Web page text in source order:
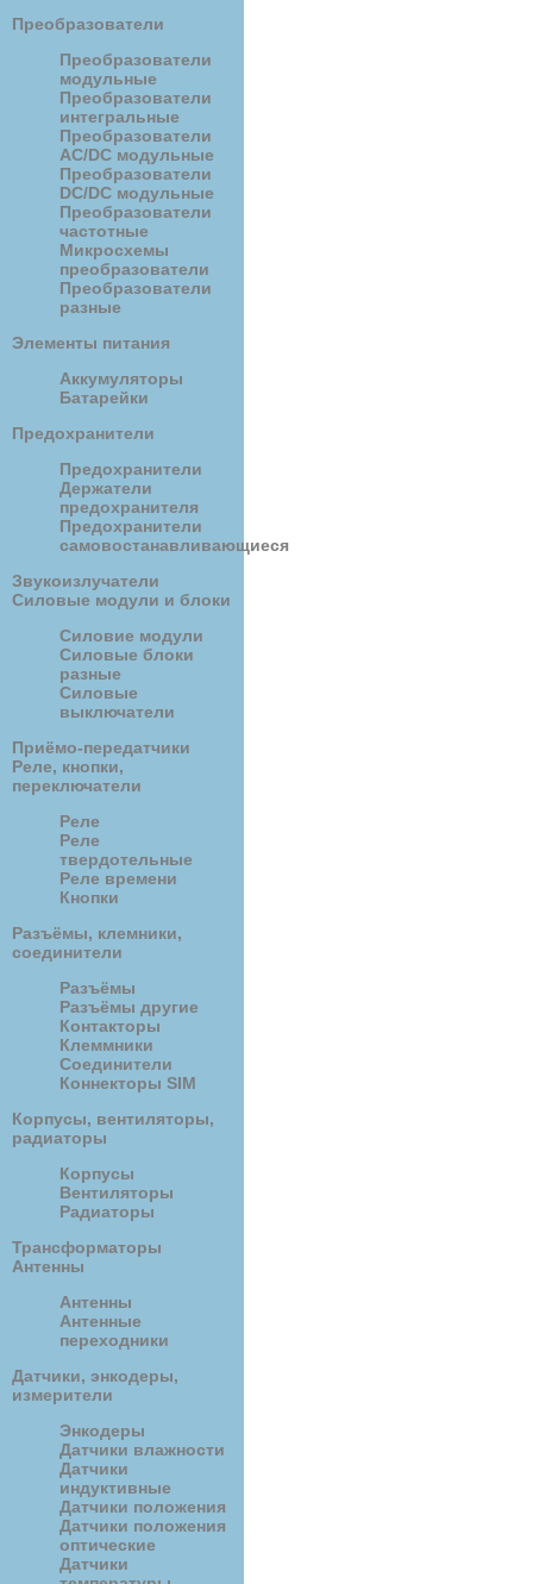
Преобразователи
Преобразователи
модульные
Преобразователи
интегральные
Преобразователи
AC/DC модульные
Преобразователи
DC/DC модульные
Преобразователи
частотные
Микросхемы
преобразователи
Преобразователи
разные
Элементы питания
Аккумуляторы
Батарейки
Предохранители
Предохранители
Держатели
предохранителя
Предохранители
самовостанавливающиеся
Звукоизлучатели
Силовые модули и блоки
Силовие модули
Силовые блоки
разные
Силовые
выключатели
Приёмо-передатчики
Реле, кнопки,
переключатели
Реле
Реле
твердотельные
Реле времени
Кнопки
Разъёмы, клемники,
соединители
Разъёмы
Разъёмы другие
Контакторы
Клеммники
Соединители
Коннекторы SIM
Корпусы, вентиляторы,
радиаторы
Корпусы
Вентиляторы
Радиаторы
Трансформаторы
Антенны
Антенны
Антенные
переходники
Датчики, энкодеры,
измерители
Энкодеры
Датчики влажности
Датчики
индуктивные
Датчики положения
Датчики положения
оптические
Датчики